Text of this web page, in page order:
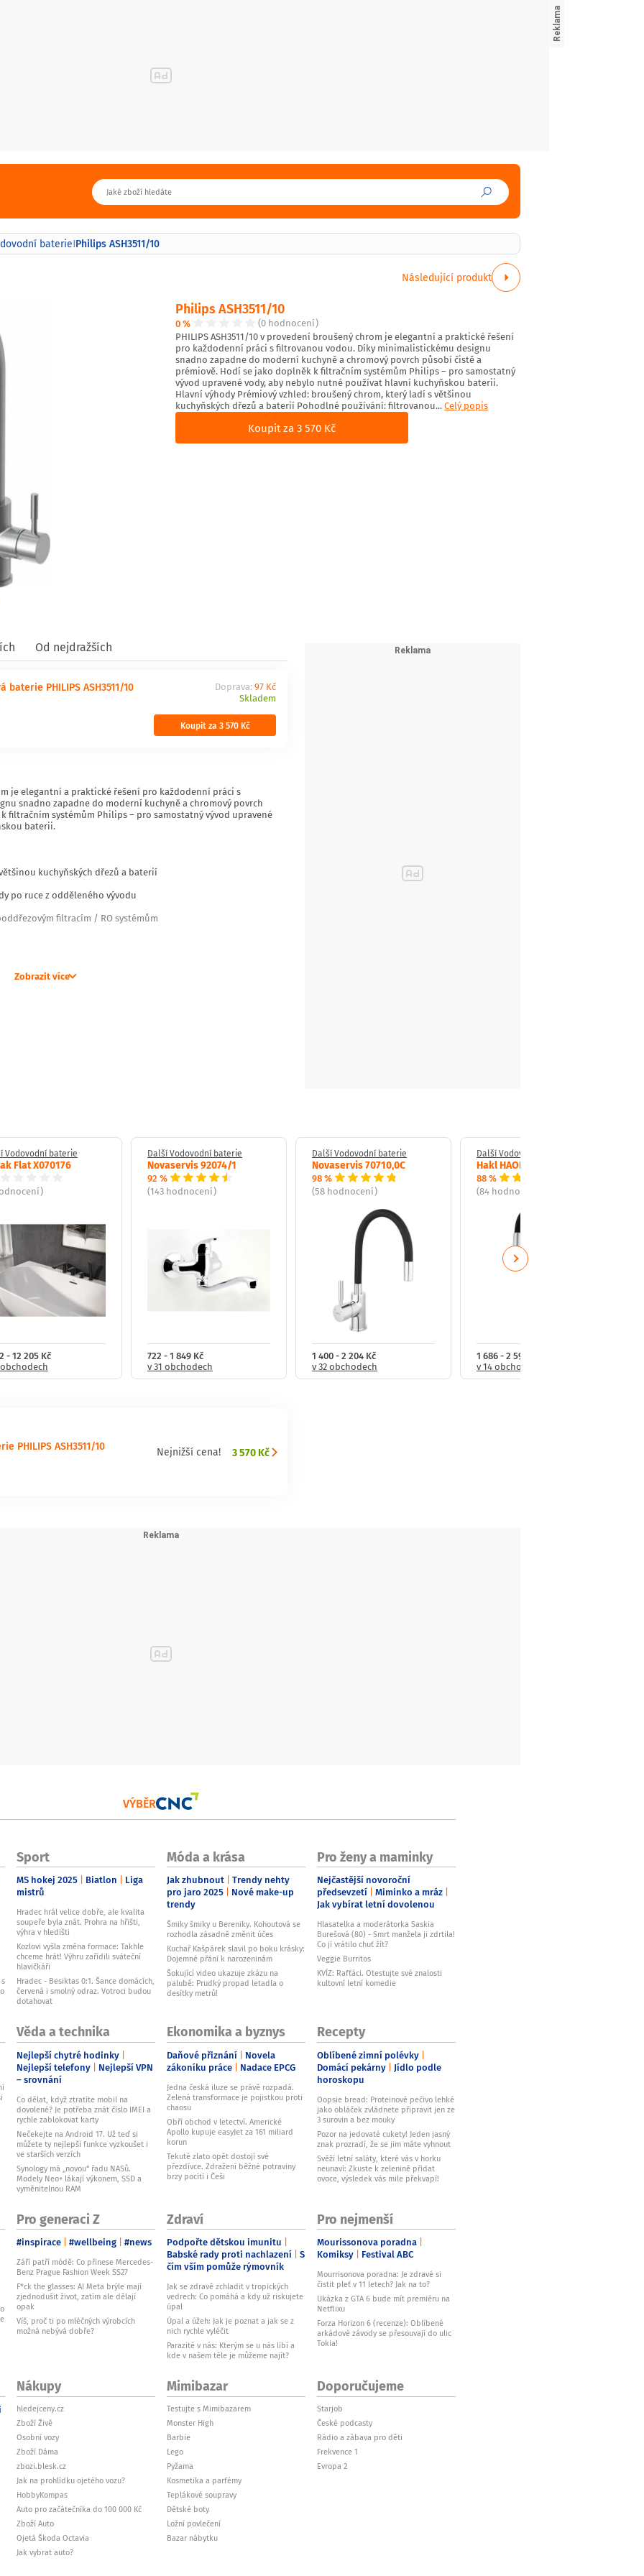
baterie|Philips ASH3511/10
Následující produkt
Philips ASH3511/10
0 %
(0 hodnocení)
PHILIPS ASH3511/10 v provedení broušený chrom je elegantní a praktické řešení
pro každodenní práci s filtrovanou vodou. Díky minimalistickému designu
snadno zapadne do moderní kuchyně a chromový povrch působí čistě a
prémiově. Hodí se jako doplněk k filtračním systémům Philips – pro samostatný
vývod upravené vody, aby nebylo nutné používat hlavní kuchyňskou baterii.
Hlavní výhody Prémiový vzhled: broušený chrom, který ladí s většinou
kuchyňských dřezů a baterií Pohodlné používání: filtrovanou...Celý popis
Koupit za 3 570 Kč
Od nejdražších
baterie PHILIPS ASH3511/10 Doprava: 97 Kč
Skladem
Koupit za 3 570 Kč
je elegantní a praktické řešení pro každodenní práci s
snadno zapadne do moderní kuchyně a chromový povrch
filtračním systémům Philips – pro samostatný vývod upravené
baterii.
kuchyňských dřezů a baterií
po ruce z odděleného vývodu
filtracím / RO systémům
běžné užitkové vody,
zakončení instalace,
Zobrazit více
Vodovodní baterie
Flat X070176
- 12 205 Kč
obchodech
Další Vodovodní baterie
Novaservis 92074/1
92 %
(143 hodnocení)
722 - 1 849 Kč
v 31 obchodech
Další Vodovodní baterie
Novaservis 70710,0C
98 %
(58 hodnocení)
1 400 - 2 204 Kč
v 32 obchodech
Další Vodovodní baterie
Hakl HAOB500
88 %
(84 hodnocení)
1 686 - 2 599 Kč
v 14 obchodech
Next
PHILIPS ASH3511/10 Nejnižší cena! 3 570 Kč
VÝBĚR
Sport
MS hokej 2025 Biatlon
Liga
mistrů
Hradec hrál velice dobře, ale kvalita
soupeře byla znát. Prohra na hřišti,
výhra v hledišti
Kozlovi vyšla změna formace: Takhle
chceme hrát! Výhru zařídili sváteční
hlavičkáři
Hradec - Besiktas 0:1. Šance domácích,
červená i smolný odraz. Votroci budou
dotahovat
Móda a krása
Jak zhubnout Trendy nehty
pro jaro 2025 Nové make-up
trendy
Šmiky šmiky u Bereniky. Kohoutová se
rozhodla zásadně změnit účes
Kuchař Kašpárek slavil po boku krásky:
Dojemné přání k narozeninám
Šokující video ukazuje zkázu na
palubě: Prudký propad letadla o
desítky metrů!
Pro ženy a maminky
Nejčastější novoroční
předsevzetí Miminko a mráz
Jak vybírat letní dovolenou
Hlasatelka a moderátorka Saskia
Burešová (80) - Smrt manžela ji zdrtila!
Co jí vrátilo chuť žít?
Veggie Burritos
KVÍZ: Rafťáci. Otestujte své znalosti
kultovní letní komedie
Věda a technika
Nejlepší chytré hodinky
Nejlepší telefony Nejlepší VPN
– srovnání
Co dělat, když ztratíte mobil na
dovolené? Je potřeba znát číslo IMEI a
rychle zablokovat karty
Nečekejte na Android 17. Už teď si
můžete ty nejlepší funkce vyzkoušet i
ve starších verzích
Synology má „novou“ řadu NASů.
Modely Neo+ lákají výkonem, SSD a
vyměnitelnou RAM
Ekonomika a byznys
Daňové přiznání Novela
zákoníku práce Nadace EPCG
Jedna česká iluze se právě rozpadá.
Zelená transformace je pojistkou proti
chaosu
Obří obchod v letectví. Americké
Apollo kupuje easyJet za 161 miliard
korun
Tekuté zlato opět dostojí své
přezdívce. Zdražení běžné potraviny
brzy pocítí i Češi
Recepty
Oblíbené zimní polévky
Domácí pekárny Jídlo podle
horoskopu
Oopsie bread: Proteinové pečivo lehké
jako obláček zvládnete připravit jen ze
3 surovin a bez mouky
Pozor na jedovaté cukety! Jeden jasný
znak prozradí, že se jim máte vyhnout
Svěží letní saláty, které vás v horku
neunaví: Zkuste k zelenině přidat
ovoce, výsledek vás mile překvapí!
Pro generaci Z
#inspirace #wellbeing #news
Září patří módě: Co přinese Mercedes-
Benz Prague Fashion Week SS27
F*ck the glasses: AI Meta brýle mají
zjednodušit život, zatím ale dělají
opak
Víš, proč ti po mléčných výrobcích
možná nebývá dobře?
Zdraví
Podpořte dětskou imunitu
Babské rady proti nachlazení S
čím vším pomůže rýmovník
Jak se zdravě zchladit v tropických
vedrech: Co pomáhá a kdy už riskujete
úpal
Úpal a úžeh: Jak je poznat a jak se z
nich rychle vyléčit
Parazité v nás: Kterým se u nás líbí a
kde v našem těle je můžeme najít?
Pro nejmenší
Mourissonova poradna
Komiksy Festival ABC
Mourrisonova poradna: Je zdravé si
čistit pleť v 11 letech? Jak na to?
Ukázka z GTA 6 bude mít premiéru na
Netflixu
Forza Horizon 6 (recenze): Oblíbené
arkádové závody se přesouvají do ulic
Tokia!
Nákupy
hledejceny.cz
Zboží Živě
Osobní vozy
Zboží Dáma
zbozi.blesk.cz
Jak na prohlídku ojetého vozu?
HobbyKompas
Auto pro začátečníka do 100 000 Kč
Zboží Auto
Ojetá Škoda Octavia
Jak vybrat auto?
Mimibazar
Testujte s Mimibazarem
Monster High
Barbie
Lego
Pyžama
Kosmetika a parfémy
Teplákové soupravy
Dětské boty
Ložní povlečení
Bazar nábytku
Doporučujeme
Starjob
České podcasty
Rádio a zábava pro děti
Frekvence 1
Evropa 2